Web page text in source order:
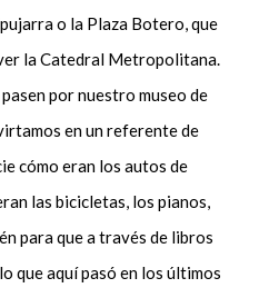
o la Plaza Botero, que
la Catedral Metropolitana.
por nuestro museo de
en un referente de
cómo eran los autos de
las bicicletas, los pianos,
para que a través de libros
que aquí pasó en los últimos